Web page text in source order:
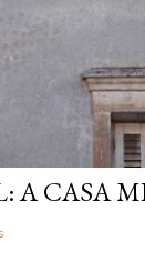
A CASA